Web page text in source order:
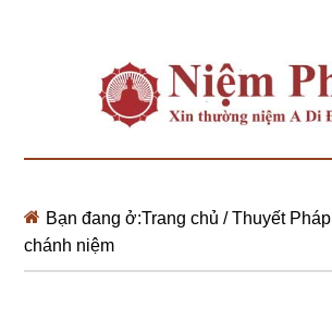
Bạn đang ở:Trang chủ / Thuyết Pháp
chánh niệm